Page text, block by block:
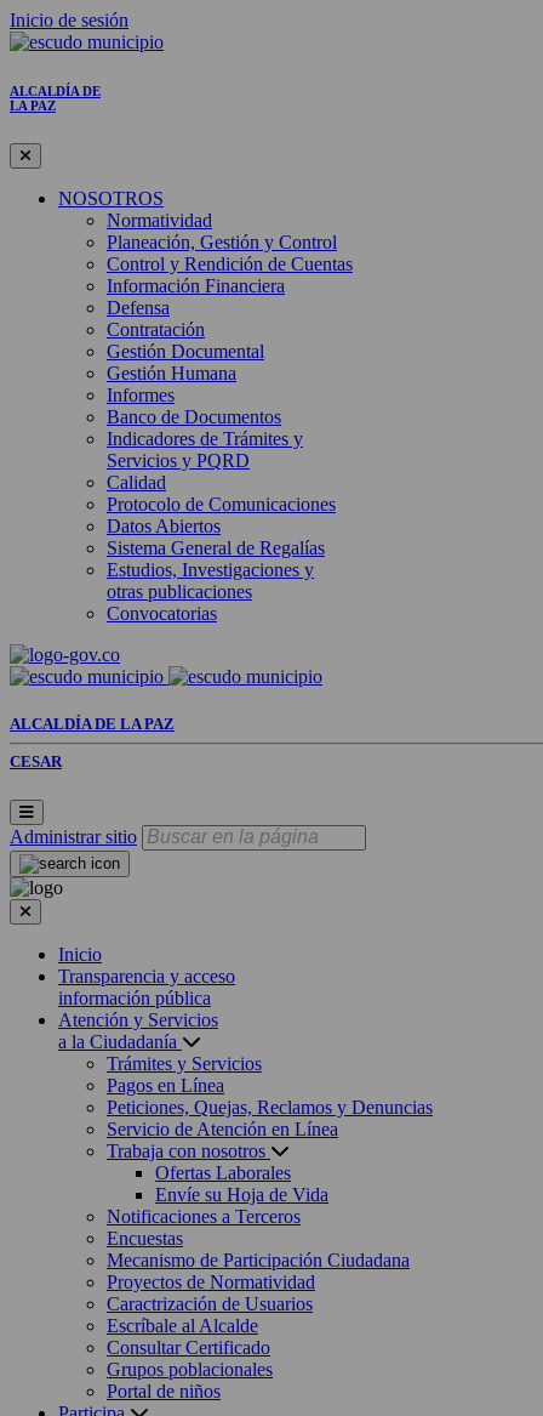
Inicio de sesión
ALCALDÍA DE
LA PAZ
NOSOTROS
Normatividad
Planeación, Gestión y Control
Control y Rendición de Cuentas
Información Financiera
Defensa
Contratación
Gestión Documental
Gestión Humana
Informes
Banco de Documentos
Indicadores de Trámites y
Servicios y PQRD
Calidad
Protocolo de Comunicaciones
Datos Abiertos
Sistema General de Regalías
Estudios, Investigaciones y
otras publicaciones
Convocatorias
ALCALDÍA DE LA PAZ
CESAR
Administrar sitio
Inicio
Transparencia y acceso
información pública
Atención y Servicios
a la Ciudadanía
Trámites y Servicios
Pagos en Línea
Peticiones, Quejas, Reclamos y Denuncias
Servicio de Atención en Línea
Trabaja con nosotros
Ofertas Laborales
Envíe su Hoja de Vida
Notificaciones a Terceros
Encuestas
Mecanismo de Participación Ciudadana
Proyectos de Normatividad
Caractrización de Usuarios
Escríbale al Alcalde
Consultar Certificado
Grupos poblacionales
Portal de niños